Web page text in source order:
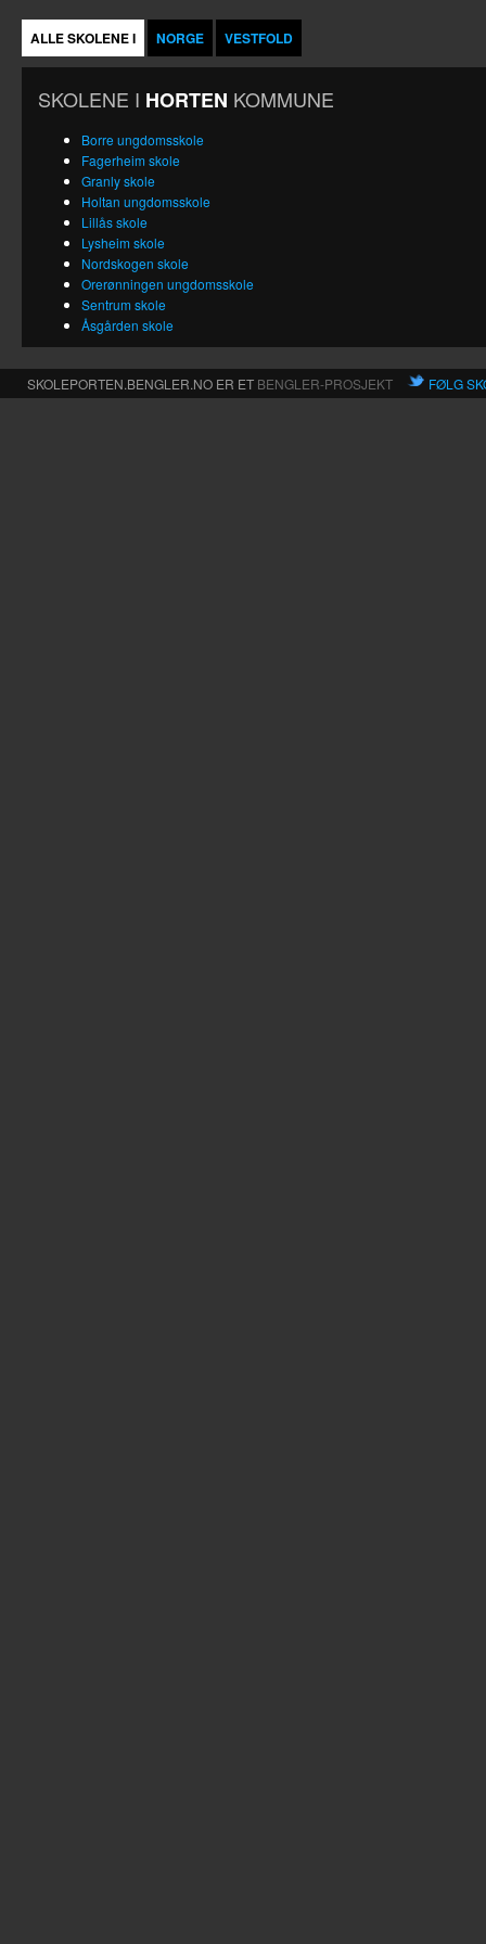
ALLE SKOLENE I NORGE VESTFOLD
SKOLENE I HORTEN KOMMUNE
Borre ungdomsskole
Fagerheim skole
Granly skole
Holtan ungdomsskole
Lillås skole
Lysheim skole
Nordskogen skole
Orerønningen ungdomsskole
Sentrum skole
Åsgården skole
SKOLEPORTEN.BENGLER.NO ER ET BENGLER-PROSJEKT FØLG